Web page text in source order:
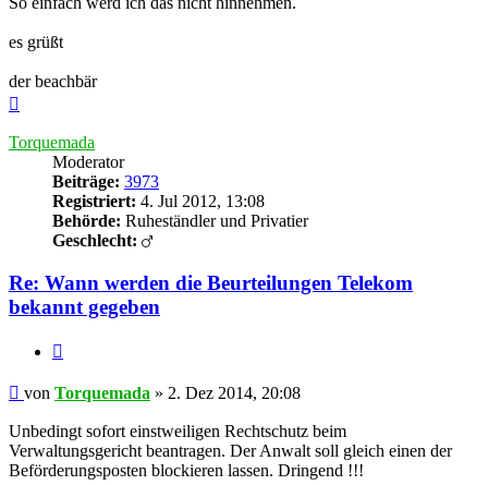
es grüßt
der beachbär
Torquemada
Moderator
Beiträge: 3973
Registriert: 4. Jul 2012, 13:08
Behörde: Ruheständler und Privatier
Geschlecht:
Re: Wann werden die Beurteilungen Telekom
bekannt gegeben
Beitrag
von Torquemada » 2. Dez 2014, 20:08
Unbedingt sofort einstweiligen Rechtschutz beim
Verwaltungsgericht beantragen. Der Anwalt soll gleich einen der
Beförderungsposten blockieren lassen. Dringend !!!